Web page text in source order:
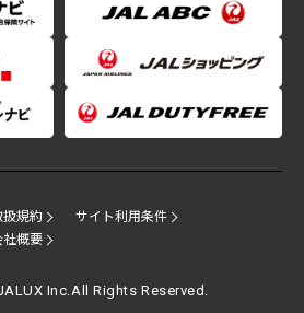
扱規約
サイト利用条件
社概要
Inc.All Rights Reserved.